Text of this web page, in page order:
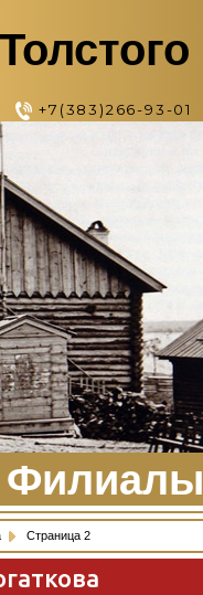
+7(383)266-93-01
Филиалы
Страница 2